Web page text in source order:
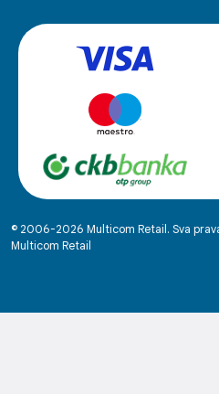
© 2006-2026 Multicom Retail. Sva
Multicom Retail